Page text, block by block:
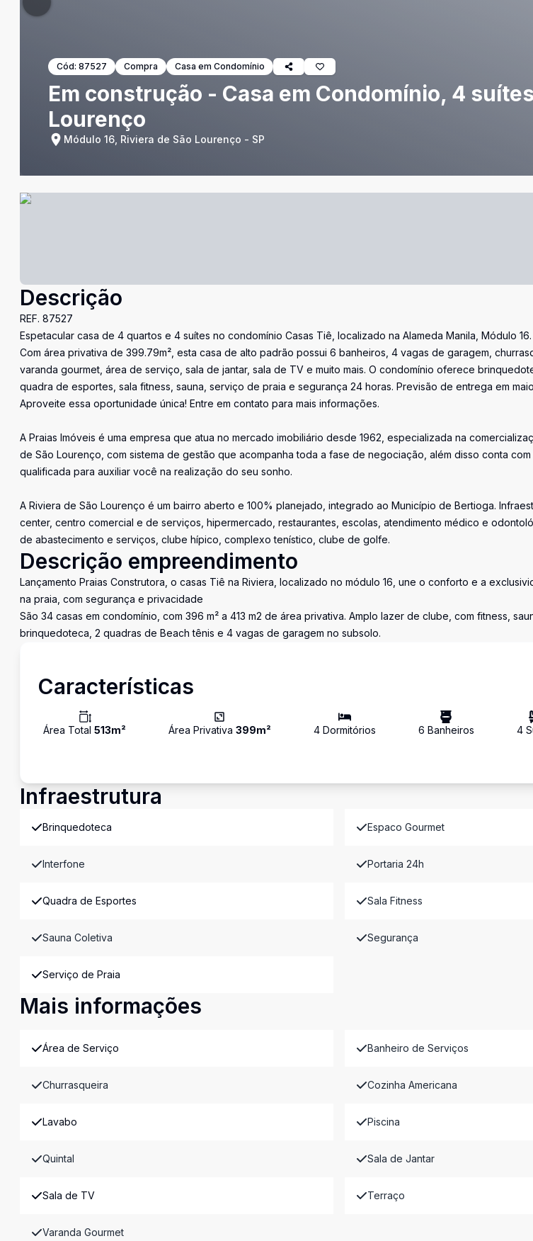
Cód: 87527 Compra Casa em Condomínio
Em construção - Casa em Condomínio, 4
Lourenço
Módulo 16, Riviera de São Lourenço - SP
Descrição
REF. 87527
Espetacular casa de 4 quartos e 4 suítes no condomínio Casas Tiê, localizado na Alameda Manila, Módulo 16.
Com área privativa de 399.79m², esta casa de alto padrão possui 6 banheiros, 4 vagas de garagem,
varanda gourmet, área de serviço, sala de jantar, sala de TV e muito mais. O condomínio oferece
quadra de esportes, sala fitness, sauna, serviço de praia e segurança 24 horas. Previsão de entrega em
Aproveite essa oportunidade única! Entre em contato para mais informações.
A Praias Imóveis é uma empresa que atua no mercado imobiliário desde 1962, especializada na
de São Lourenço, com sistema de gestão que acompanha toda a fase de negociação, além disso conta
qualificada para auxiliar você na realização do seu sonho.
A Riviera de São Lourenço é um bairro aberto e 100% planejado, integrado ao Município de Bertioga.
center, centro comercial e de serviços, hipermercado, restaurantes, escolas, atendimento médico e
de abastecimento e serviços, clube hípico, complexo tenístico, clube de golfe.
Descrição empreendimento
Lançamento Praias Construtora, o casas Tiê na Riviera, localizado no módulo 16, une o conforto e a
na praia, com segurança e privacidade
São 34 casas em condomínio, com 396 m² a 413 m2 de área privativa. Amplo lazer de clube, com fitness,
brinquedoteca, 2 quadras de Beach tênis e 4 vagas de garagem no subsolo.
Características
Área Total 513m² Área Privativa 399m² 4Dormitórios 6 Banheiros 4
Infraestrutura
Brinquedoteca Espaco Gourmet
Interfone Portaria 24h
Quadra de Esportes Sala Fitness
Sauna Coletiva Segurança
Serviço de Praia
Mais informações
Área de Serviço Banheiro de Serviços
Churrasqueira Cozinha Americana
Lavabo Piscina
Quintal Sala de Jantar
Sala de TV Terraço
Varanda Gourmet